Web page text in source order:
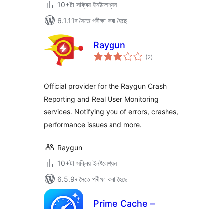
10+টা সক্ৰিয় ইনষ্টলেশ্যন
6.1.11ৰ সৈতে পৰীক্ষা কৰা হৈছে
Raygun
(2টা
মুঠ)
Official provider for the Raygun Crash
Reporting and Real User Monitoring
services. Notifying you of errors, crashes,
performance issues and more.
Raygun
10+টা সক্ৰিয় ইনষ্টলেশ্যন
6.5.9ৰ সৈতে পৰীক্ষা কৰা হৈছে
Prime Cache –